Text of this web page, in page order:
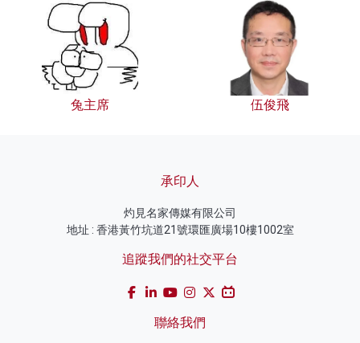
兔主席 伍俊飛
承印人
灼見名家傳媒有限公司
地址 : 香港黃竹坑道21號環匯廣場10樓1002室
追蹤我們的社交平台
聯絡我們